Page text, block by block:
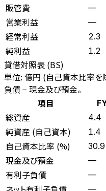
販管費 —
営業利益 —
経常利益 2.3
純利益 1.2
貸借対照表 (BS)
単位: 億円 (自己資本比率を
負債 − 現金及び預金。
項目
総資産 4.4
純資産 (自己資本) 1.4
自己資本比率 (%) 30.9
現金及び預金 —
有利子負債 —
—